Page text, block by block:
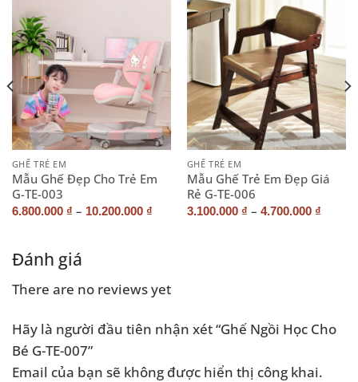
GHẾ TRẺ EM
Mẫu Ghế Đẹp Cho Trẻ Em
G-TE-003
6.800.000 ₫ – 10.200.000 ₫
GHẾ TRẺ EM
Mẫu Ghế Trẻ Em Đẹp Giá
Rẻ G-TE-006
3.100.000 ₫ – 4.700.000 ₫
Đánh giá
There are no reviews yet
Hãy là người đầu tiên nhận xét “Ghế Ngồi Học Cho
Bé G-TE-007”
Email của bạn sẽ không được hiển thị công khai.